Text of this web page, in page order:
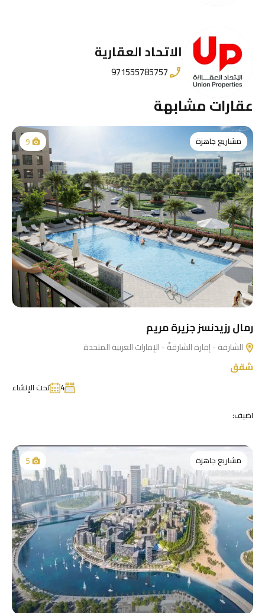
الاتحاد العقارية
971555785757
عقارات مشابهة
مشاريع جاهزة 9
رمال رزيدنسز جزيرة مريم
الشارقة - إمارة الشارقةّ - الإمارات العربية المتحدة
شقق
4
تحت الإنشاء
اضيف:
مشاريع جاهزة 5